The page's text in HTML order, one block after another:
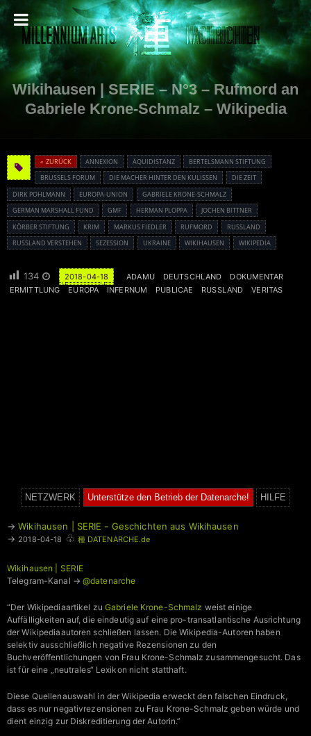
Wikihausen | SERIE – N°3 – Rufmord an
Gabriele Krone-Schmalz – Wikipedia
« ZURÜCK ANNEXION ÄQUIDISTANZ
BERTELSMANN STIFTUNG
BRUSSELS FORUM
DIE MACHER HINTER DEN KULISSEN
DIE ZEIT
DIRK POHLMANN
EUROPA-UNION
GABRIELE KRONE-SCHMALZ
GERMAN MARSHALL FUND
GMF HERMAN PLOPPA
JOCHEN BITTNER
KÖRBER STIFTUNG
KRIM MARKUS FIEDLER RUFMORD
RUSSLAND
RUSSLAND VERSTEHEN
SEZESSION UKRAINE WIKIHAUSEN WIKIPEDIA
134 2018-04-18 ADAMU DEUTSCHLAND
DOKUMENTAR
ERMITTLUNG
EUROPA INFERNUM PUBLICAE RUSSLAND VERITAS
NETZWERK Unterstütze den Betrieb der Datenarche! HILFE
→Wikihausen | SERIE - Geschichten aus Wikihausen
→ 2018-04-18 ♧ 種 DATENARCHE.de
Wikihausen | SERIE
Telegram-Kanal → @datenarche
“Der Wikipediaartikel zu Gabriele Krone-Schmalz weist einige
Auffälligkeiten auf, die eindeutig auf eine pro-transatlantische Ausrichtung
der Wikipediaautoren schließen lassen. Die Wikipedia-Autoren haben
selektiv ausschließlich negative Rezensionen zu den
Buchveröffentlichungen von Frau Krone-Schmalz zusammengesucht. Das
ist für eine „neutrales“ Lexikon nicht statthaft.
Diese Quellenauswahl in der Wikipedia erweckt den falschen Eindruck,
dass es nur negativrezensionen zu Frau Krone-Schmalz geben würde und
dient einzig zur Diskreditierung der Autorin.”